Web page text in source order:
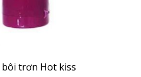
bôi trơn Hot kiss